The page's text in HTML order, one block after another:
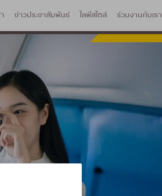
ข่าวประชาสัมพันธ์ ไลฟ์สไตล์ ร่วมงานกับเรา